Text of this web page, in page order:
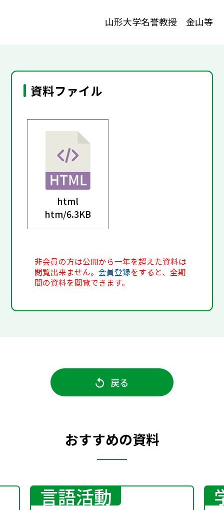
山形大学名誉教授 金山等
資料ファイル
html
htm/6.3KB
非会員の方は公開から一年を超えた資料は
閲覧出来ません。会員登録をすると、全期
間の資料を閲覧できます。
戻る
おすすめの資料
言語活動